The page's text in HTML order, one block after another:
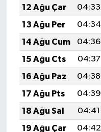
12 Ağu Çar
04:33
13 Ağu Per
04:34
14 Ağu Cum
04:36
15 Ağu Cts
04:37
16 Ağu Paz
04:38
17 Ağu Pts
04:39
18 Ağu Sal
04:41
19 Ağu Çar
04:42